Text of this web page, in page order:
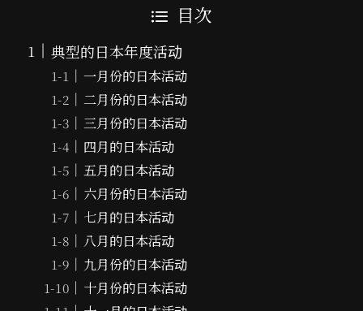
目次
典型的日本年度活动
一月份的日本活动
二月份的日本活动
三月份的日本活动
四月的日本活动
五月的日本活动
六月份的日本活动
七月的日本活动
八月的日本活动
九月份的日本活动
十月份的日本活动